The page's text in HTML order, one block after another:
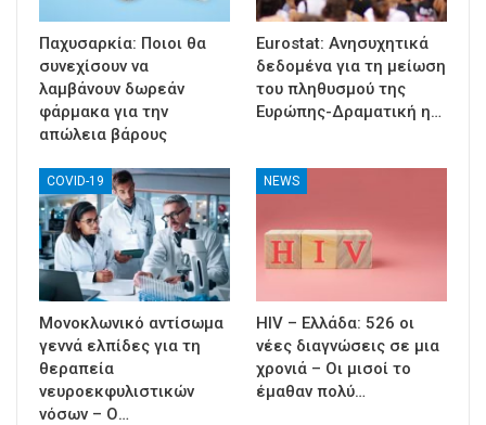
Παχυσαρκία: Ποιοι θα
συνεχίσουν να
λαμβάνουν δωρεάν
φάρμακα για την
απώλεια βάρους
Eurostat: Ανησυχητικά
δεδομένα για τη μείωση
του πληθυσμού της
Ευρώπης-Δραματική η…
COVID-19
Μονοκλωνικό αντίσωμα
γεννά ελπίδες για τη
θεραπεία
νευροεκφυλιστικών
νόσων – Ο…
NEWS
HIV – Ελλάδα: 526 οι
νέες διαγνώσεις σε μια
χρονιά – Οι μισοί το
έμαθαν πολύ…